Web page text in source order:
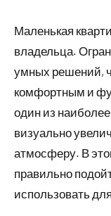
Маленькая
владельца.
умных решений,
комфортным и
один из
визуально
атмосферу. В
правильно
использовать